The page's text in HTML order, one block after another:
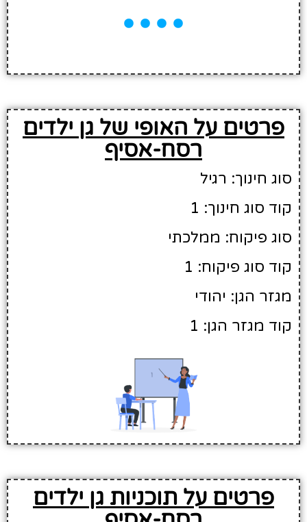
פרטים על האופי של גן ילדים
רסח-אסיף
סוג חינוך: רגיל
קוד סוג חינוך: 1
סוג פיקוח: ממלכתי
קוד סוג פיקוח: 1
מגזר הגן: יהודי
קוד מגזר הגן: 1
פרטים על תוכניות גן ילדים